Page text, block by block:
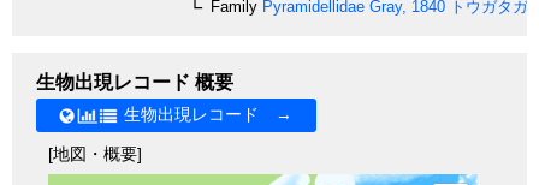
Family Pyramidellidae Gray, 1840 トウガタガ
生物出現レコード 概要
生物出現レコード →
[地図・概要]